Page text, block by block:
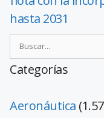
hasta 2031
Categorías
Aeronáutica